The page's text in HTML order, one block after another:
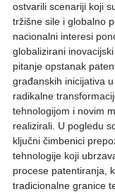
ostvarili scenariji koji
tržišne sile i globalno
nacionalni interesi
globalizirani
pitanje opstanak
građanskih inicijativa
radikalne
tehnologijom i novim
realizirali. U pogledu
ključni čimbenici
tehnologije koji
procese patentiranja,
tradicionalne granice